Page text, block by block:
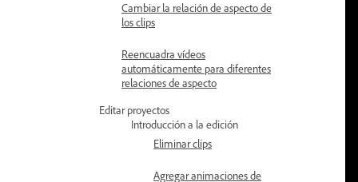
Cambiar la relación de aspecto de
los clips
Reencuadra vídeos
automáticamente para diferentes
relaciones de aspecto
Editar proyectos
Introducción a la edición
Eliminar clips
Agregar animaciones de